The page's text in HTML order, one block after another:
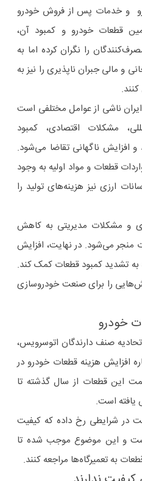
و خدمات پس از فروش خودرو
قطعات خودرو و کمبود آن،
را نگران کرده اما به
و مالی جبران ناپذیری را نیز به
ناشی از عوامل مختلفی است
مشکلات اقتصادی، کمبود
و افزایش ناگهانی تقاضا می‌شود.
قطعات و مواد اولیه به وجود
ارزی نیز هزینه‌های تولید را
و مشکلات مدیریتی به کاهش
منجر می‌شود. در نهایت، افزایش
به تشدید کمبود قطعات کمک کند.
را برای صنعت خودروسازی
صنف دارندگان اتوسرویس،
افزایش هزینه قطعات خودرو در
این قطعات از سال گذشته تا
در شرایطی رخ داده که کیفیت
و این موضوع موجب شده تا
به تعمیرگاه‌ها مراجعه کنند.